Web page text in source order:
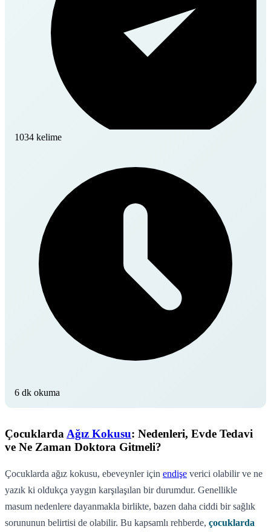
1034 kelime
6 dk okuma
Çocuklarda Ağız Kokusu: Nedenleri, Evde Tedavi
ve Ne Zaman Doktora Gitmeli?
Çocuklarda ağız kokusu, ebeveynler için endişe verici olabilir ve ne
yazık ki oldukça yaygın karşılaşılan bir durumdur. Genellikle
masum nedenlere dayanmakla birlikte, bazen daha ciddi bir sağlık
sorununun belirtisi de olabilir. Bu kapsamlı rehberde, çocuklarda